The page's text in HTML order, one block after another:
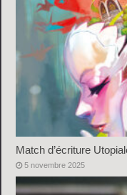
Match d’écriture
5 novembre 2025